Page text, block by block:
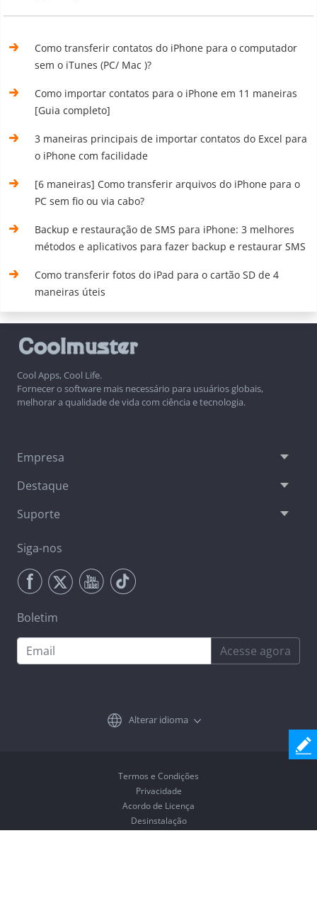
Como transferir contatos do iPhone para o computador
sem o iTunes (PC/ Mac )?
Como importar contatos para o iPhone em 11 maneiras
[Guia completo]
3 maneiras principais de importar contatos do Excel para
o iPhone com facilidade
[6 maneiras] Como transferir arquivos do iPhone para o
PC sem fio ou via cabo?
Backup e restauração de SMS para iPhone: 3 melhores
métodos e aplicativos para fazer backup e restaurar SMS
Como transferir fotos do iPad para o cartão SD de 4
maneiras úteis
Cool Apps, Cool Life.
Fornecer o software mais necessário para usuários globais,
melhorar a qualidade de vida com ciência e tecnologia.
Empresa
Destaque
Suporte
Siga-nos
Boletim
Acesse agora
Alterar idioma
Termos e Condições
Privacidade
Acordo de Licença
Desinstalação